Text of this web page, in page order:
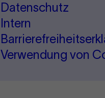
Datenschutz
Intern
Verwendung von